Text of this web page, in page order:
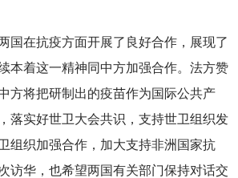
国在抗疫方面开展了良好合作，展现了
本着这一精神同中方加强合作。法方赞
方将把研制出的疫苗作为国际公共产
落实好世卫大会共识，支持世卫组织发
组织加强合作，加大支持非洲国家抗
访华，也希望两国有关部门保持对话交